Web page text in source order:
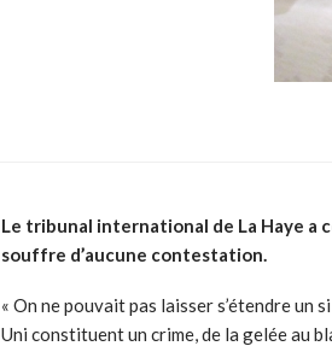
Le tribunal international de La Haye a
souffre d’aucune contestation.
« On ne pouvait pas laisser s’étendre un
Uni constituent un crime, de la gelée au